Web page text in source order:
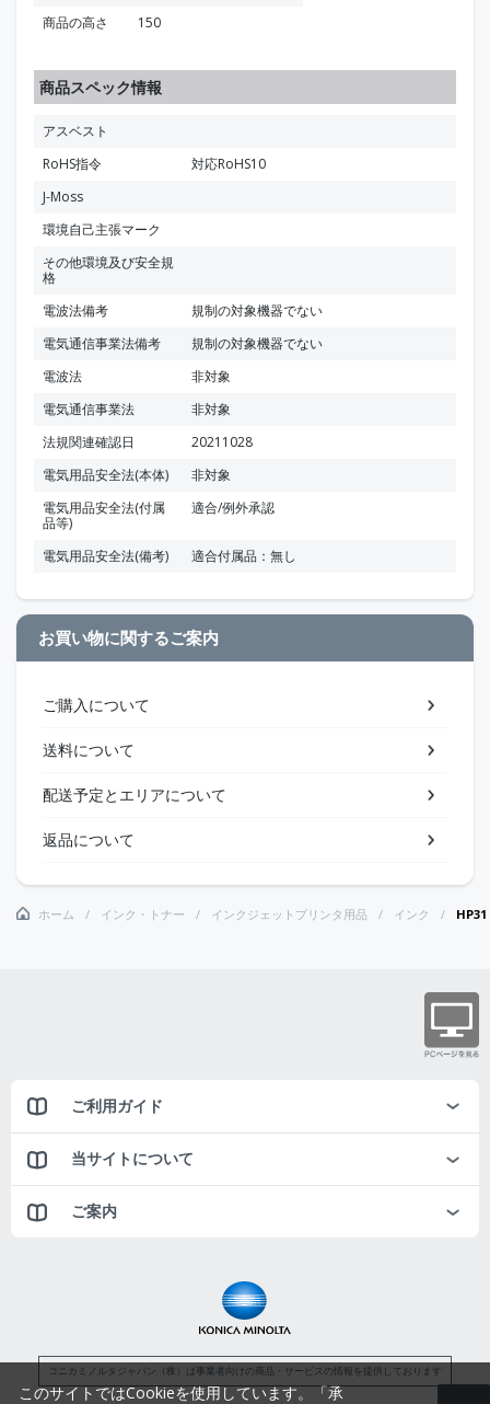
商品の高さ
150
商品スペック情報
アスベスト
RoHS指令
対応RoHS10
J-Moss
環境自己主張マーク
その他環境及び安全規
格
電波法備考
規制の対象機器でない
電気通信事業法備考
規制の対象機器でない
電波法
非対象
電気通信事業法
非対象
法規関連確認日
20211028
電気用品安全法(本体)
非対象
電気用品安全法(付属
品等)
適合/例外承認
電気用品安全法(備考) 適合付属品：無し
お買い物に関するご案内
ご購入について
送料について
配送予定とエリアについて
返品について
ホーム インク・トナー インクジェットプリンタ用品 インク
ご利用ガイド
当サイトについて
ご案内
コニカミノルタジャパン（株）は事業者向けの商品・サービスの情報を提供しております
このサイトではCookieを使用しています。「承